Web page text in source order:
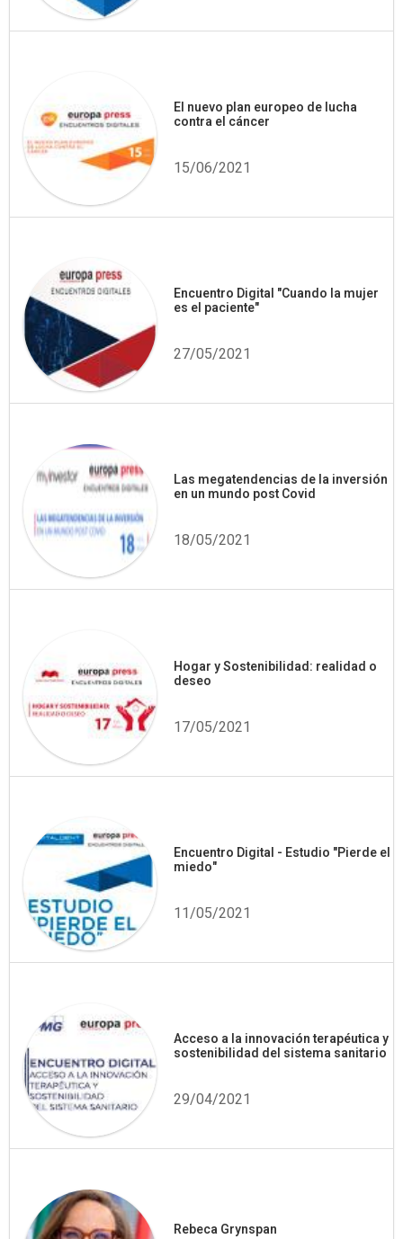
El nuevo plan europeo de lucha
contra el cáncer
15/06/2021
Encuentro Digital "Cuando la mujer
es el paciente"
27/05/2021
Las megatendencias de la inversión
en un mundo post Covid
18/05/2021
Hogar y Sostenibilidad: realidad o
deseo
17/05/2021
Encuentro Digital - Estudio "Pierde el
miedo"
11/05/2021
Acceso a la innovación terapéutica y
sostenibilidad del sistema sanitario
29/04/2021
Rebeca Grynspan